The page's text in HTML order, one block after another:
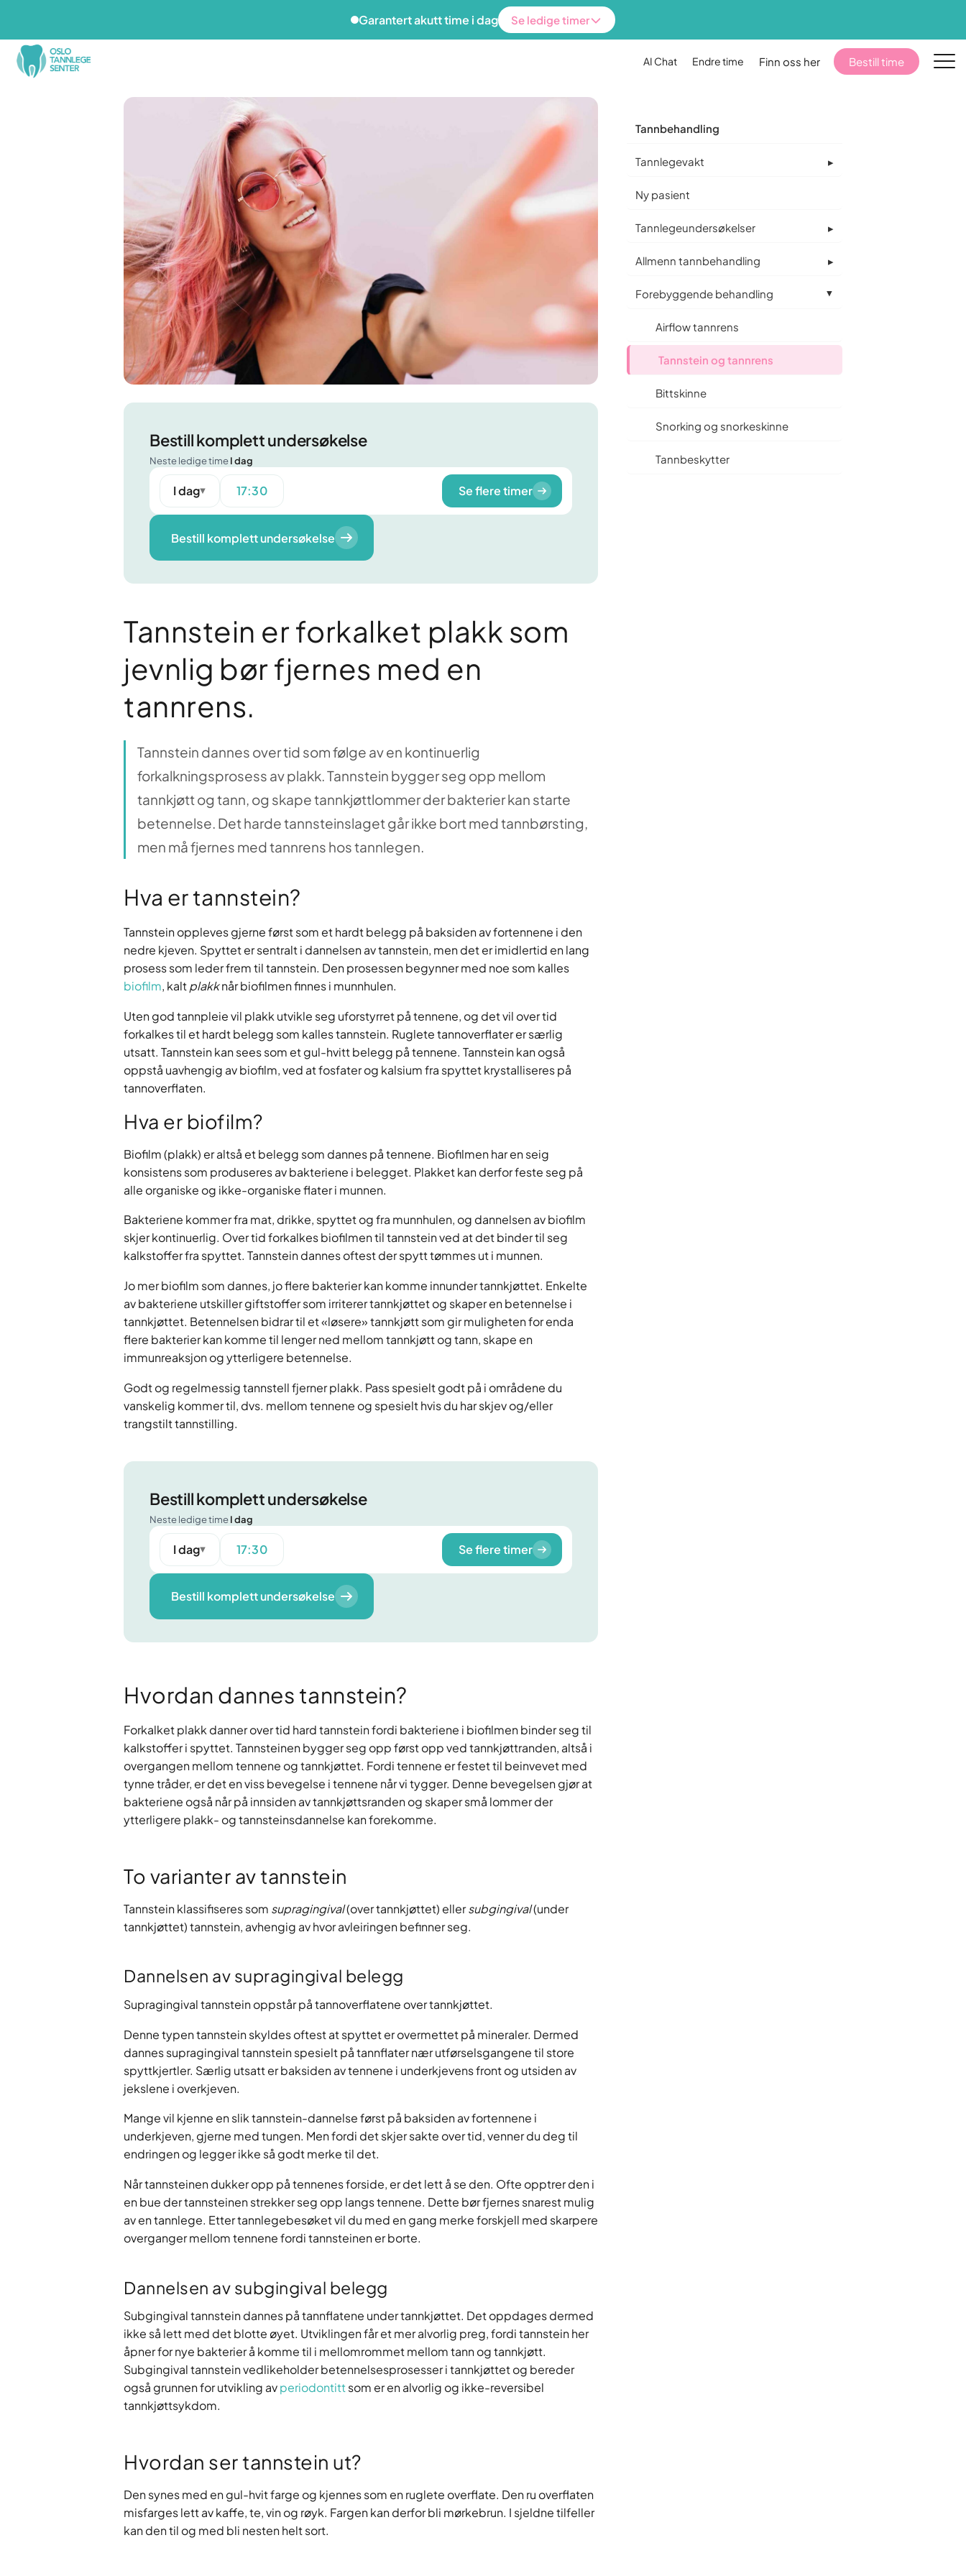
Garantert akutt time i dag Se ledige timer
AI Chat Endre time Finn oss her Bestill time
Tannbehandlinger
Tannlegevakt
Akutt tannverk? Time samme dag.
Trygg start hos en ny tannlege.
Tannimplantat
Permanente implantater som ser
Visdomstann
og skånsom fjerning.
Vis alle behandlinger
Tannhelse
Forebyggende behandling
Med jevnlig oppfølging hos oss holder
du tennene friske lenger — og slipper å
tenke på tannlegen til hverdags.
Periodontitt
Stopper utviklingen før det fører til
tannfall.
Blødende tannkjøtt
Blør tannkjøttet? Få det sjekket nå.
Funksjon & estetikk
Invisalign
Usynlig regulering — fra kr 34 990.
Edge Bonding
Løft tennene uten å slipe dem.
Hvite flekker på tennene
Skånsom behandling av hvite flekker på
Full prisoversikt uten skjulte kostnader.
HELFO-refusjon
Tannlegeskrekk
Erfarne tannleger som setter pasienten
Mer praktisk informasjon
AKTUELLE ARTIKLER
Tannkrone vs tannbro: Hva
Tannlegevakt i Oslo: Akutt
og er det riktig for deg?
Bestill komplett undersøkelse
Neste ledige timeI dag
I dag▼ 17:30 Se flere timer
Bestill komplett undersøkelse
Tannstein er forkalket plakk som
jevnlig bør fjernes med en
tannrens.
Tannstein dannes over tid som følge av en kontinuerlig
forkalkningsprosess av plakk. Tannstein bygger seg opp mellom
tannkjøtt og tann, og skape tannkjøttlommer der bakterier kan starte
betennelse. Det harde tannsteinslaget går ikke bort med tannbørsting,
men må fjernes med tannrens hos tannlegen.
Hva er tannstein?
Tannstein oppleves gjerne først som et hardt belegg på baksiden av fortennene i den
nedre kjeven. Spyttet er sentralt i dannelsen av tannstein, men det er imidlertid en lang
prosess som leder frem til tannstein. Den prosessen begynner med noe som kalles
biofilm, kaltplakknår biofilmen finnes i munnhulen.
Uten god tannpleie vil plakk utvikle seg uforstyrret på tennene, og det vil over tid
forkalkes til et hardt belegg som kalles tannstein. Ruglete tannoverflater er særlig
utsatt. Tannstein kan sees som et gul-hvitt belegg på tennene. Tannstein kan også
oppstå uavhengig av biofilm, ved at fosfater og kalsium fra spyttet krystalliseres på
tannoverflaten.
Hva er biofilm?
Biofilm (plakk) er altså et belegg som dannes på tennene. Biofilmen har en seig
konsistens som produseres av bakteriene i belegget. Plakket kan derfor feste seg på
alle organiske og ikke-organiske flater i munnen.
Bakteriene kommer fra mat, drikke, spyttet og fra munnhulen, og dannelsen av biofilm
skjer kontinuerlig. Over tid forkalkes biofilmen til tannstein ved at det binder til seg
kalkstoffer fra spyttet. Tannstein dannes oftest der spytt tømmes ut i munnen.
Jo mer biofilm som dannes, jo flere bakterier kan komme innunder tannkjøttet. Enkelte
av bakteriene utskiller giftstoffer som irriterer tannkjøttet og skaper en betennelse i
tannkjøttet. Betennelsen bidrar til et «løsere» tannkjøtt som gir muligheten for enda
flere bakterier kan komme til lenger ned mellom tannkjøtt og tann, skape en
immunreaksjon og ytterligere betennelse.
Godt og regelmessig tannstell fjerner plakk. Pass spesielt godt på i områdene du
vanskelig kommer til, dvs. mellom tennene og spesielt hvis du har skjev og/eller
trangstilt tannstilling.
Bestill komplett undersøkelse
Neste ledige timeI dag
I dag▼ 17:30 Se flere timer
Bestill komplett undersøkelse
Hvordan dannes tannstein?
Forkalket plakk danner over tid hard tannstein fordi bakteriene i biofilmen binder seg til
kalkstoffer i spyttet. Tannsteinen bygger seg opp først opp ved tannkjøttranden, altså i
overgangen mellom tennene og tannkjøttet. Fordi tennene er festet til beinvevet med
tynne tråder, er det en viss bevegelse i tennene når vi tygger. Denne bevegelsen gjør at
bakteriene også når på innsiden av tannkjøttsranden og skaper små lommer der
ytterligere plakk- og tannsteinsdannelse kan forekomme.
To varianter av tannstein
Tannstein klassifiseres som supragingival(over tannkjøttet) ellersubgingival(under
tannkjøttet) tannstein, avhengig av hvor avleiringen befinner seg.
Dannelsen av supragingival belegg
Supragingival tannstein oppstår på tannoverflatene over tannkjøttet.
Denne typen tannstein skyldes oftest at spyttet er overmettet på mineraler. Dermed
dannes supragingival tannstein spesielt på tannflater nær utførselsgangene til store
spyttkjertler. Særlig utsatt er baksiden av tennene i underkjevens front og utsiden av
jekslene i overkjeven.
Mange vil kjenne en slik tannstein-dannelse først på baksiden av fortennene i
underkjeven, gjerne med tungen. Men fordi det skjer sakte over tid, venner du deg til
endringen og legger ikke så godt merke til det.
Når tannsteinen dukker opp på tennenes forside, er det lett å se den. Ofte opptrer den i
en bue der tannsteinen strekker seg opp langs tennene. Dette bør fjernes snarest mulig
av en tannlege. Etter tannlegebesøket vil du med en gang merke forskjell med skarpere
overganger mellom tennene fordi tannsteinen er borte.
Dannelsen av subgingival belegg
Subgingival tannstein dannes på tannflatene under tannkjøttet. Det oppdages dermed
ikke så lett med det blotte øyet. Utviklingen får et mer alvorlig preg, fordi tannstein her
åpner for nye bakterier å komme til i mellomrommet mellom tann og tannkjøtt.
Subgingival tannstein vedlikeholder betennelsesprosesser i tannkjøttet og bereder
også grunnen for utvikling avperiodontittsom er en alvorlig og ikke-reversibel
tannkjøttsykdom.
Hvordan ser tannstein ut?
Den synes med en gul-hvit farge og kjennes som en ruglete overflate. Den ru overflaten
misfarges lett av kaffe, te, vin og røyk. Fargen kan derfor bli mørkebrun. I sjeldne tilfeller
kan den til og med bli nesten helt sort.
Tannbehandling
Tannlegevakt
Ny pasient
Tannlegeundersøkelser
Allmenn tannbehandling
Forebyggende behandling
Airflow tannrens
Tannstein og tannrens
Bittskinne
Snorking og snorkeskinne
Tannbeskytter